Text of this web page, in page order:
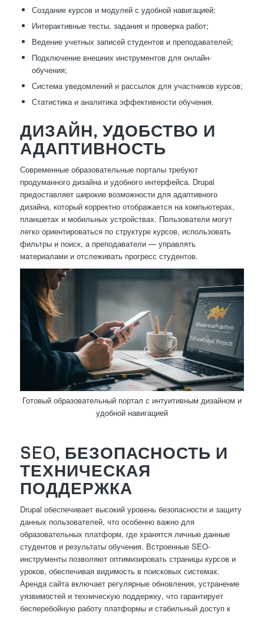
Создание курсов и модулей с удобной навигацией;
Интерактивные тесты, задания и проверка работ;
Ведение учетных записей студентов и преподавателей;
Подключение внешних инструментов для онлайн-
обучения;
Система уведомлений и рассылок для участников курсов;
Статистика и аналитика эффективности обучения.
ДИЗАЙН, УДОБСТВО И
АДАПТИВНОСТЬ
Современные образовательные порталы требуют
продуманного дизайна и удобного интерфейса. Drupal
предоставляет широкие возможности для адаптивного
дизайна, который корректно отображается на компьютерах,
планшетах и мобильных устройствах. Пользователи могут
легко ориентироваться по структуре курсов, использовать
фильтры и поиск, а преподаватели — управлять
материалами и отслеживать прогресс студентов.
Готовый образовательный портал с интуитивным дизайном и
удобной навигацией
SEO, БЕЗОПАСНОСТЬ И
ТЕХНИЧЕСКАЯ
ПОДДЕРЖКА
Drupal обеспечивает высокий уровень безопасности и защиту
данных пользователей, что особенно важно для
образовательных платформ, где хранятся личные данные
студентов и результаты обучения. Встроенные SEO-
инструменты позволяют оптимизировать страницы курсов и
уроков, обеспечивая видимость в поисковых системах.
Аренда сайта включает регулярные обновления, устранение
уязвимостей и техническую поддержку, что гарантирует
бесперебойную работу платформы и стабильный доступ к